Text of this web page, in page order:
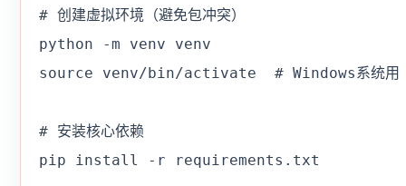
# 创建虚拟环境（避免包冲突）
python -m venv venv
source venv/bin/activate  # Windows系统
# 安装核心依赖
pip install -r requirements.txt